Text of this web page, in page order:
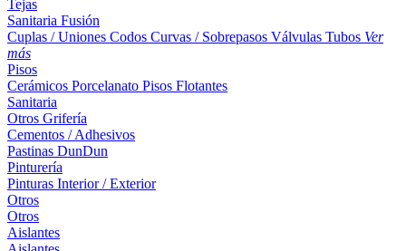
Tejas
Sanitaria Fusión
Cuplas / Uniones Codos Curvas / Sobrepasos Válvulas Tubos Ver
más
Pisos
Cerámicos Porcelanato Pisos Flotantes
Sanitaria
Otros Grifería
Cementos / Adhesivos
Pastinas DunDun
Pinturería
Pinturas Interior / Exterior
Otros
Otros
Aislantes